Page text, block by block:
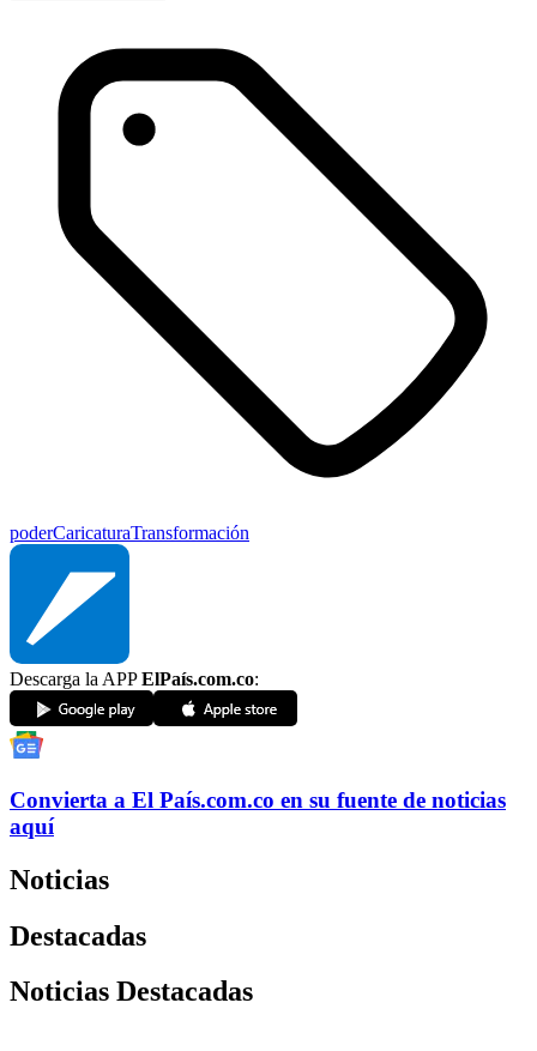
poderCaricaturaTransformación
Descarga la APPElPaís.com.co:
Convierta a El País.com.co en su fuente de noticias
aquí
Noticias
Destacadas
Noticias Destacadas